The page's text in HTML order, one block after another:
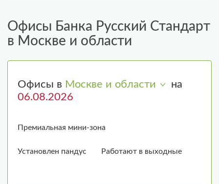
Офисы Банка Русский Стандарт
в Москве и области
Офисы в Москве и области на
Премиальная мини-зона
Установлен пандус Работают в выходные